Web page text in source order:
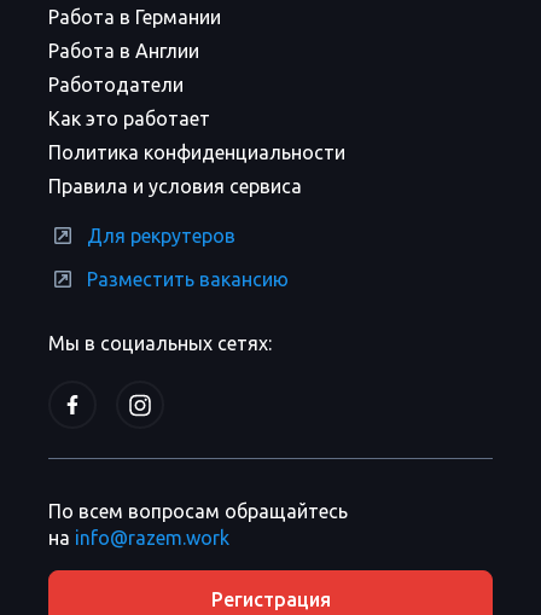
Мы в социальных сетях:
Работа в Германии
Работа в Англии
Работодатели
Как это работает
Политика конфиденциальности
Правила и условия сервиса
Для рекрутеров
Разместить вакансию
По всем вопросам обращайтесь
на info@razem.work
Регистрация